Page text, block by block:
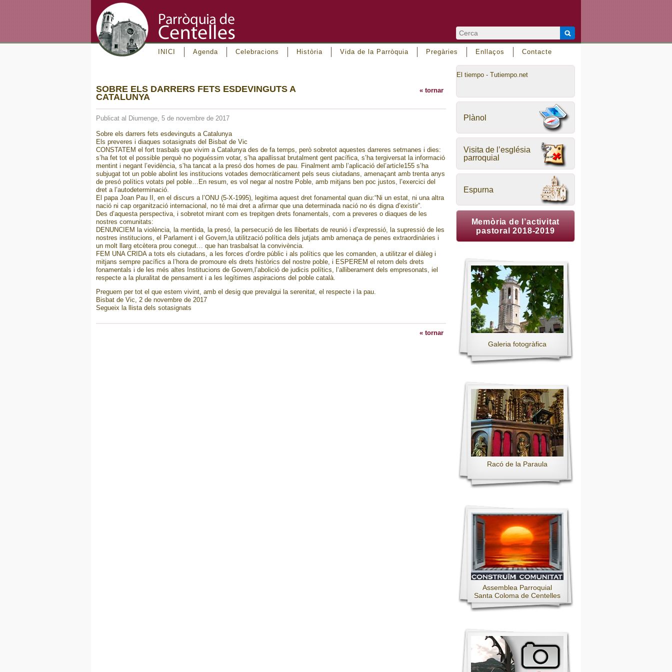
INICI Agenda Celebracions Història Vida de la Parròquia Pregàries Enllaços Contacte
SOBRE ELS DARRERS FETS ESDEVINGUTS A
CATALUNYA
« tornar
Publicat al Diumenge, 5 de novembre de 2017
Sobre els darrers fets esdevinguts a Catalunya
Els preveres i diaques sotasignats del Bisbat de Vic
CONSTATEM el fort trasbals que vivim a Catalunya des de fa temps, però sobretot aquestes darreres setmanes i dies:
s’ha fet tot el possible perquè no poguéssim votar, s’ha apallissat brutalment gent pacífica, s’ha tergiversat la informació
mentint i negant l’evidència, s’ha tancat a la presó dos homes de pau. Finalment amb l’aplicació del’article155 s’ha
subjugat tot un poble abolint les institucions votades democràticament pels seus ciutadans, amenaçant amb trenta anys
de presó polítics votats pel poble…En resum, es vol negar al nostre Poble, amb mitjans ben poc justos, l’exercici del
dret a l’autodeterminació.
El papa Joan Pau II, en el discurs a l’ONU (5-X-1995), legitima aquest dret fonamental quan diu:“Ni un estat, ni una altra
nació ni cap organització internacional, no té mai dret a afirmar que una determinada nació no és digna d’existir”.
Des d’aquesta perspectiva, i sobretot mirant com es trepitgen drets fonamentals, com a preveres o diaques de les
nostres comunitats:
DENUNCIEM la violència, la mentida, la presó, la persecució de les llibertats de reunió i d’expressió, la supressió de les
nostres institucions, el Parlament i el Govern,la utilització política dels jutjats amb amenaça de penes extraordinàries i
un molt llarg etcètera prou conegut… que han trasbalsat la convivència.
FEM UNA CRIDA a tots els ciutadans, a les forces d’ordre públic i als polítics que les comanden, a utilitzar el diàleg i
mitjans sempre pacífics a l’hora de promoure els drets històrics del nostre poble, i ESPEREM el retorn dels drets
fonamentals i de les més altes Institucions de Govern,l’abolició de judicis polítics, l’alliberament dels empresonats, iel
respecte a la pluralitat de pensament i a les legítimes aspiracions del poble català.
Preguem per tot el que estem vivint, amb el desig que prevalgui la serenitat, el respecte i la pau.
Bisbat de Vic, 2 de novembre de 2017
Segueix la llista dels sotasignats
« tornar
El tiempo - Tutiempo.net
Plànol
Visita de l’església
parroquial
Espurna
Memòria de l’activitat
pastoral 2018-2019
Galeria fotogràfica
Racó de la Paraula
Assemblea Parroquial
Santa Coloma de Centelles